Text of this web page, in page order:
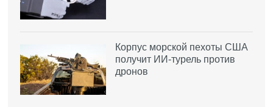
Корпус морской пехоты США
получит ИИ-турель против
дронов